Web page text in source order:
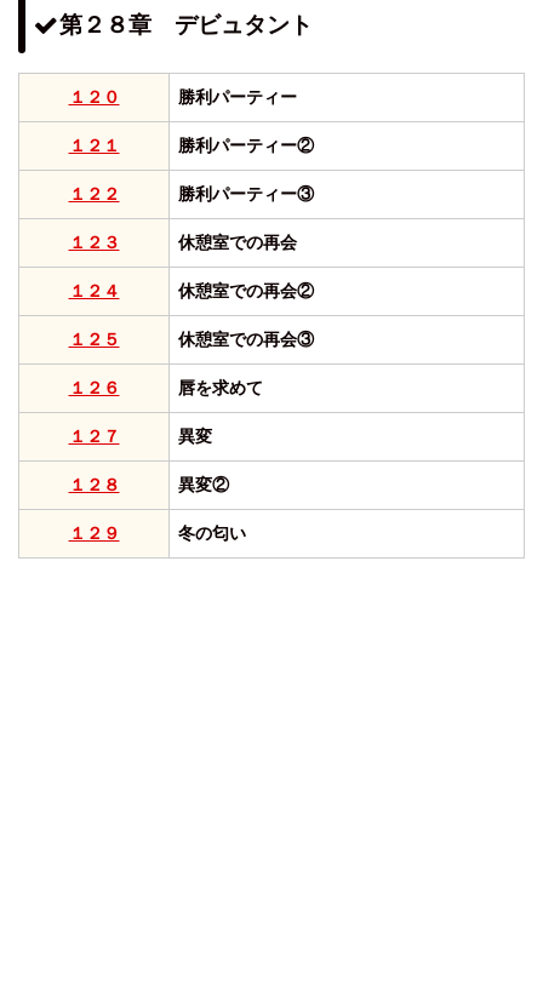
第２８章 デビュタント
１２０ 勝利パーティー
１２１ 勝利パーティー②
１２２ 勝利パーティー③
１２３ 休憩室での再会
１２４ 休憩室での再会②
１２５ 休憩室での再会③
１２６ 唇を求めて
１２７ 異変
１２８ 異変②
１２９ 冬の匂い